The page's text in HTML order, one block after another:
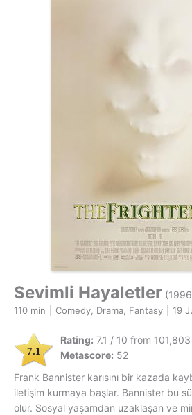
Sevimli Hayaletler
110 min Comedy, Drama, Fantasy 19
7.1
Rating: 7.1 / 10 from
Metascore: 52
Frank Bannister karısını bir kazada
iletişim kurmaya başlar. Bannister bu
olur. Sosyal yaşamdan uzaklaşan ve